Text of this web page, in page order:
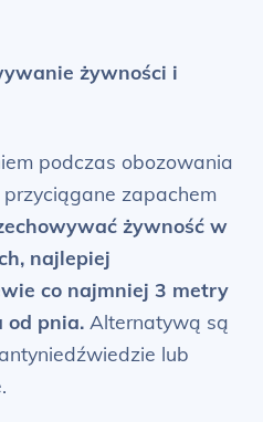
żywności i
podczas obozowania
zapachem
żywność w
najlepiej
co najmniej 3 metry
od pnia. Alternatywą są
lub